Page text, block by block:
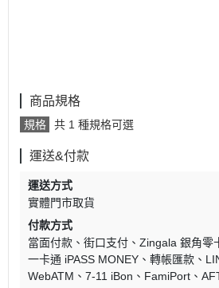
商品規格
規格 共 1 種規格可選
運送&付款
運送方式
實體門市取貨
付款方式
當面付款
街口支付 Zingala 銀角零
一卡通 iPASS MONEY
轉帳匯款
WebATM
7-11 iBon FamiPort